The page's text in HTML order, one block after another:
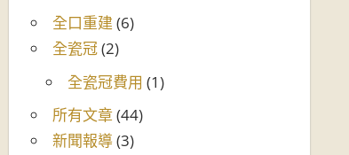
全口重建 (6)
全瓷冠(2)
全瓷冠費用 (1)
所有文章(44)
新聞報導(3)